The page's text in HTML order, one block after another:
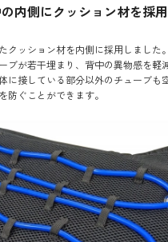
内側にクッション材を採
クッション材を内側に採用しました
ブが若干埋まり、背中の異物感を軽
に接している部分以外のチューブも
防ぐことができます。